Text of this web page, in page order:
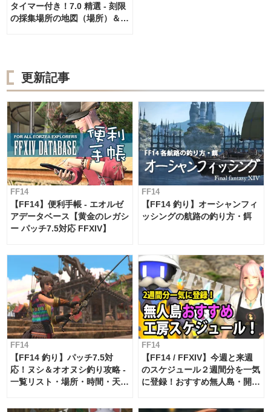
タイマー付き！7.0 精選 - 刻限
の採集場所の地図（場所）＆タ
更新記事
FF14
【FF14】便利手帳 - エオルゼ
アデータベース【黄金のレガシ
ー パッチ7.5対応 FFXIV】
FF14
【FF14 釣り】オーシャンフィ
ッシングの航路の釣り方・餌
FF14
【FF14 釣り】パッチ7.5対
応！ヌシ＆オオヌシ釣り攻略 -
一覧リスト・場所・時間・天
FF14
【FF14 / FFXIV】今週と来週
のスケジュール２週間分を一気
に登録！おすすめ無人島・開拓
対応 / 毎週更新中】